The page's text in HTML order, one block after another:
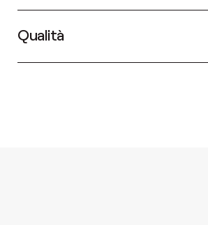
Qualità